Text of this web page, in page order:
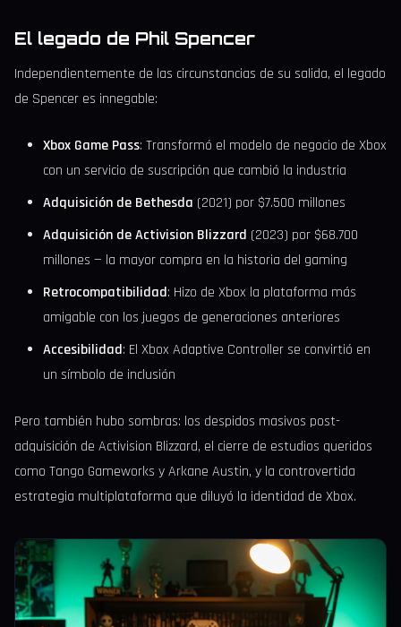
El legado de Phil Spencer
Independientemente de las circunstancias de su salida, el legado
de Spencer es innegable:
Xbox Game Pass: Transformó el modelo de negocio de Xbox
con un servicio de suscripción que cambió la industria
Adquisición de Bethesda (2021) por $7.500 millones
Adquisición de Activision Blizzard (2023) por $68.700
millones — la mayor compra en la historia del gaming
Retrocompatibilidad: Hizo de Xbox la plataforma más
amigable con los juegos de generaciones anteriores
Accesibilidad: El Xbox Adaptive Controller se convirtió en
un símbolo de inclusión
Pero también hubo sombras: los despidos masivos post-
adquisición de Activision Blizzard, el cierre de estudios queridos
como Tango Gameworks y Arkane Austin, y la controvertida
estrategia multiplataforma que diluyó la identidad de Xbox.